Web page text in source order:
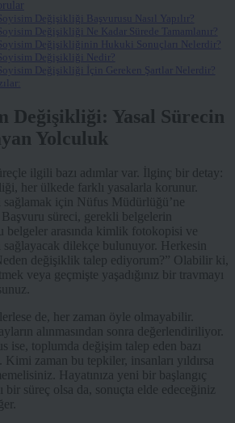
Değişikliği Başvurusu Nasıl Yapılır?
Değişikliği Ne Kadar Sürede Tamamlanır?
Değişikliğinin Hukuki Sonuçları Nelerdir?
Değişikliği Nedir?
Değişikliği İçin Gereken Şartlar Nelerdir?
Değişikliği: Yasal Sürecin
Yolculuk
ilgili bazı adımlar var. İlginç bir detay:
her ülkede farklı yasalarla korunur.
için Nüfus Müdürlüğü’ne
süreci, gerekli belgelerin
belgeler arasında kimlik fotokopisi ve
dilekçe bulunuyor. Herkesin
değişiklik talep ediyorum?” Olabilir ki,
veya geçmişte yaşadığınız bir travmayı
de, her zaman öyle olmayabilir.
alınmasından sonra değerlendiriliyor.
ise, toplumda değişim talep eden bazı
zaman bu tepkiler, insanları yıldırsa
Hayatınıza yeni bir başlangıç
bir süreç olsa da, sonuçta elde edeceğiniz